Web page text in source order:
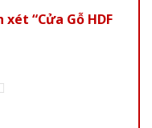
“Cửa Gỗ HDF